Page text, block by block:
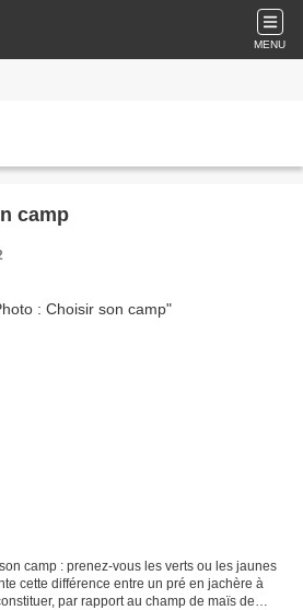
MENU
camp
camp : prenez-vous les verts ou les jaunes
cette différence entre un pré en jachère à
par rapport au champ de maïs de